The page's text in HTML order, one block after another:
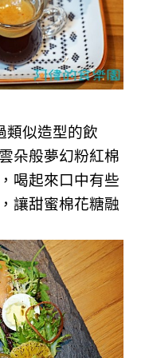
類似造型的飲
朵般夢幻粉紅棉
喝起來口中有些
讓甜蜜棉花糖融